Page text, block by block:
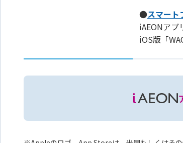
●スマート
iAEONアプ
iOS版「